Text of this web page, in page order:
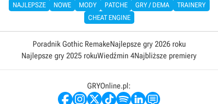
NAJLEPSZE NOWE MODY PATCHE GRY / DEMA
TRAINERY
CHEAT ENGINE
Poradnik Gothic RemakeNajlepsze gry 2026 roku
Najlepsze gry 2025 rokuWiedźmin 4Najbliższe premiery
GRYOnline.pl: